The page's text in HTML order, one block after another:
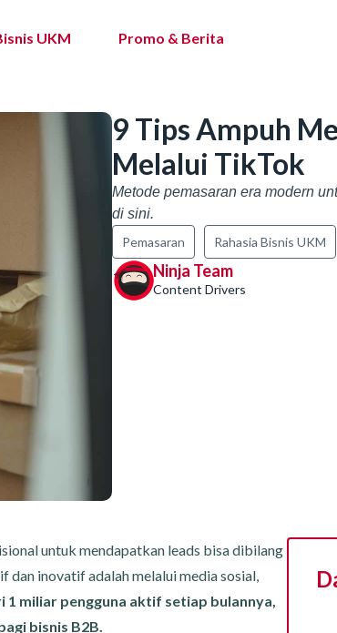
UKM Promo & Berita
9 Tips Ampuh
Melalui TikTok
Metode pemasaran era modern
di sini.
Pemasaran
Rahasia Bisnis UKM
Ninja Team
Content Drivers
untuk mendapatkan leads bisa dibilang
dan inovatif adalah melalui media sosial,
1 miliar pengguna aktif setiap bulannya,
bisnis B2B.